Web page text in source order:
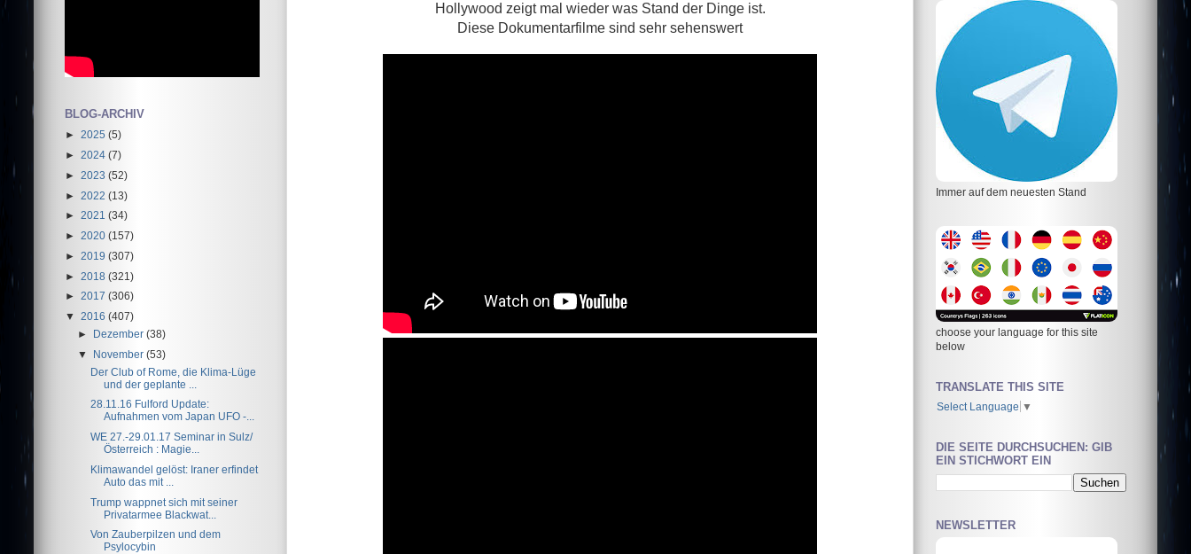
Hollywood zeigt mal wieder was Stand der Dinge ist.
Diese Dokumentarfilme sind sehr sehenswert
BLOG-ARCHIV
► 2025 (5)
► 2024 (7)
► 2023 (52)
► 2022 (13)
► 2021 (34)
► 2020 (157)
► 2019 (307)
► 2018 (321)
► 2017 (306)
▼ 2016 (407)
► Dezember(38)
▼ November(53)
Der Club of Rome, die Klima-Lüge
und der geplante ...
28.11.16 Fulford Update:
Aufnahmen vom Japan UFO -...
WE 27.-29.01.17 Seminar in Sulz/
Österreich : Magie...
Klimawandel gelöst: Iraner erfindet
Auto das mit ...
Trump wappnet sich mit seiner
Privatarmee Blackwat...
Von Zauberpilzen und dem
Psylocybin
Immer auf dem neuesten Stand
choose your language for this site
below
TRANSLATE THIS SITE
Select Language ▼
DIE SEITE DURCHSUCHEN: GIB
EIN STICHWORT EIN
NEWSLETTER